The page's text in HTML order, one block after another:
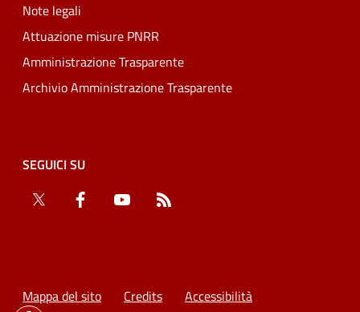
Note legali
Attuazione misure PNRR
Amministrazione Trasparente
Archivio Amministrazione Trasparente
SEGUICI SU
Twitter
Facebook YouTube
Mappa del sito Credits Accessibilità